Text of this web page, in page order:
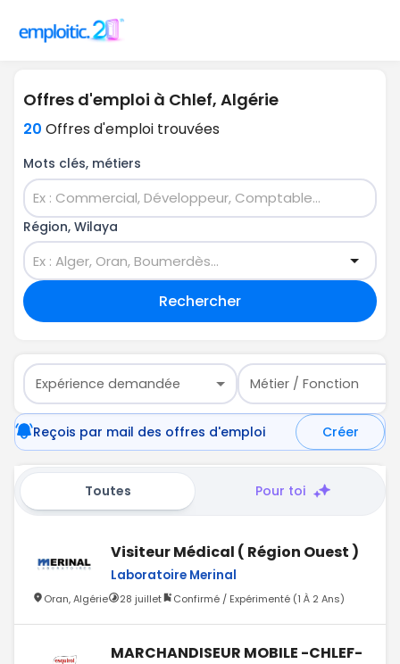
Offres d'emploi à Chlef, Algérie
20 Offres d'emploi trouvées
Mots clés, métiers
Région, Wilaya
Rechercher
Expérience demandée Métier / Fonction
Reçois par mail des offres d'emploi Créer
Toutes Pour toi
Visiteur Médical ( Région Ouest )
Laboratoire Merinal
Oran, Algérie 28 juillet Confirmé / Expérimenté (1 À 2 Ans)
MARCHANDISEUR MOBILE -CHLEF-